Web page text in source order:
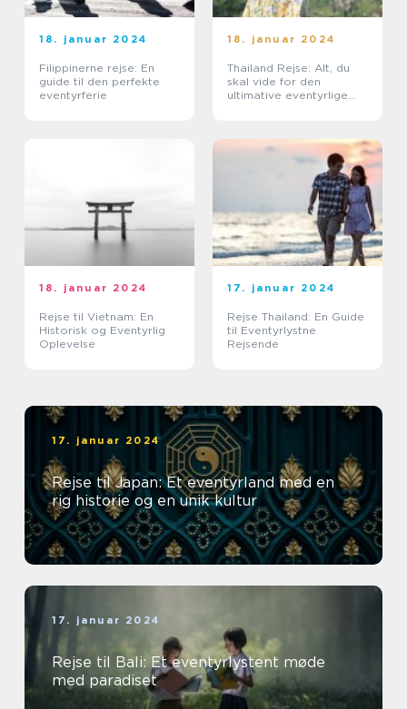
18. januar 2024
Filippinerne rejse: En
guide til den perfekte
eventyrferie
18. januar 2024
Thailand Rejse: Alt, du
skal vide for den
ultimative eventyrlige
18. januar 2024
Rejse til Vietnam: En
Historisk og Eventyrlig
Oplevelse
17. januar 2024
Rejse Thailand: En Guide
til Eventyrlystne
Rejsende
17. januar 2024
Rejse til Japan: Et eventyrland med en
rig historie og en unik kultur
17. januar 2024
Rejse til Bali: Et eventyrlystent møde
med paradiset